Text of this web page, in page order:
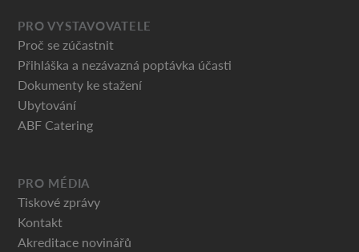
PRO VYSTAVOVATELE
Proč se zúčastnit
Přihláška a nezávazná poptávka účasti
Dokumenty ke stažení
Ubytování
ABF Catering
PRO MÉDIA
Tiskové zprávy
Kontakt
Akreditace novinářů